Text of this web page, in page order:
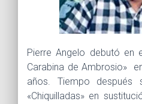
Pierre Angelo debutó en
Carabina de Ambrosio»
años. Tiempo
«Chiquilladas» en